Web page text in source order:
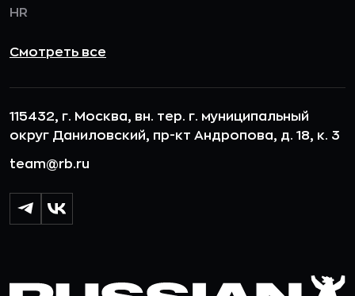
HR
Смотреть все
115432, г. Москва, вн. тер. г. муниципальный
округ Даниловский, пр-кт Андропова, д. 18, к. 3
team@rb.ru